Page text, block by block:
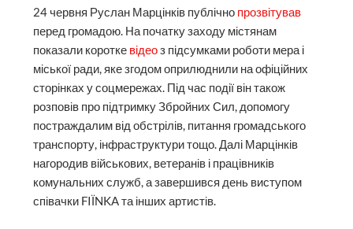
24 червня Руслан Марцінків публічно прозвітував
перед громадою. На початку заходу містянам
показали коротке відеоз підсумками роботи мера і
міської ради, яке згодом оприлюднили на офіційних
сторінках у соцмережах. Під час події він також
розповів про підтримку Збройних Сил, допомогу
постраждалим від обстрілів, питання громадського
транспорту, інфраструктури тощо. Далі Марцінків
нагородив військових, ветеранів і працівників
комунальних служб, а завершився день виступом
співачки FIЇNKA та інших артистів.